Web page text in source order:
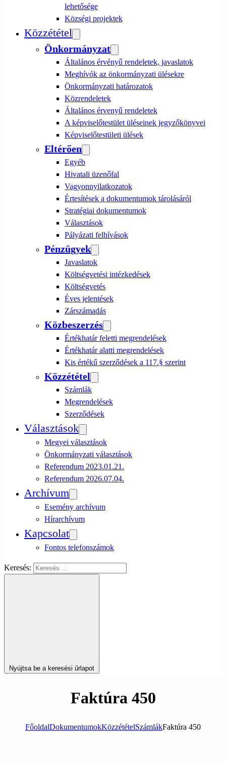
lehetősége
Községi projektek
Közzététel
Önkormányzat
Általános érvényű rendeletek, javaslatok
Meghívók az önkormányzati ülésekre
Önkormányzati határozatok
Közrendeletek
Általános érvenyű rendeletek
A képviselőtestület üléseinek jegyzőkönyvei
Képviselőtestületi ülések
Eltérően
Egyéb
Hivatali üzenőfal
Vagyonnyilatkozatok
Értesítések a dokumentumok tárolásáról
Stratégiai dokumentumok
Választások
Pályázati felhívások
Pénzügyek
Javaslatok
Költségvetési intézkedések
Költségvetés
Éves jelentések
Zárszámadás
Közbeszerzés
Értékhatár feletti megrendelések
Értékhatár alatti megrendelések
Kis értékű szerződések a 117.§ szerint
Közzététel
Számlák
Megrendelések
Szerződések
Választások
Megyei választások
Önkormányzati választások
Referendum 2023.01.21.
Referendum 2026.07.04.
Archívum
Esemény archívum
Hírarchívum
Kapcsolat
Fontos telefonszámok
Keresés:
Nyújtsa be a keresési űrlapot
Faktúra 450
FőoldalDokumentumokKözzétételSzámlákFaktúra 450